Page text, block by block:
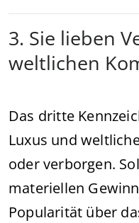
3. Sie lieben
weltlichen
Das dritte
Luxus und
oder verborgen.
materiellen
Popularität über